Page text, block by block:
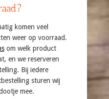
komen veel
weer op voorraad.
om welk product
en we reserveren
Bij iedere
sturen wij
mee.